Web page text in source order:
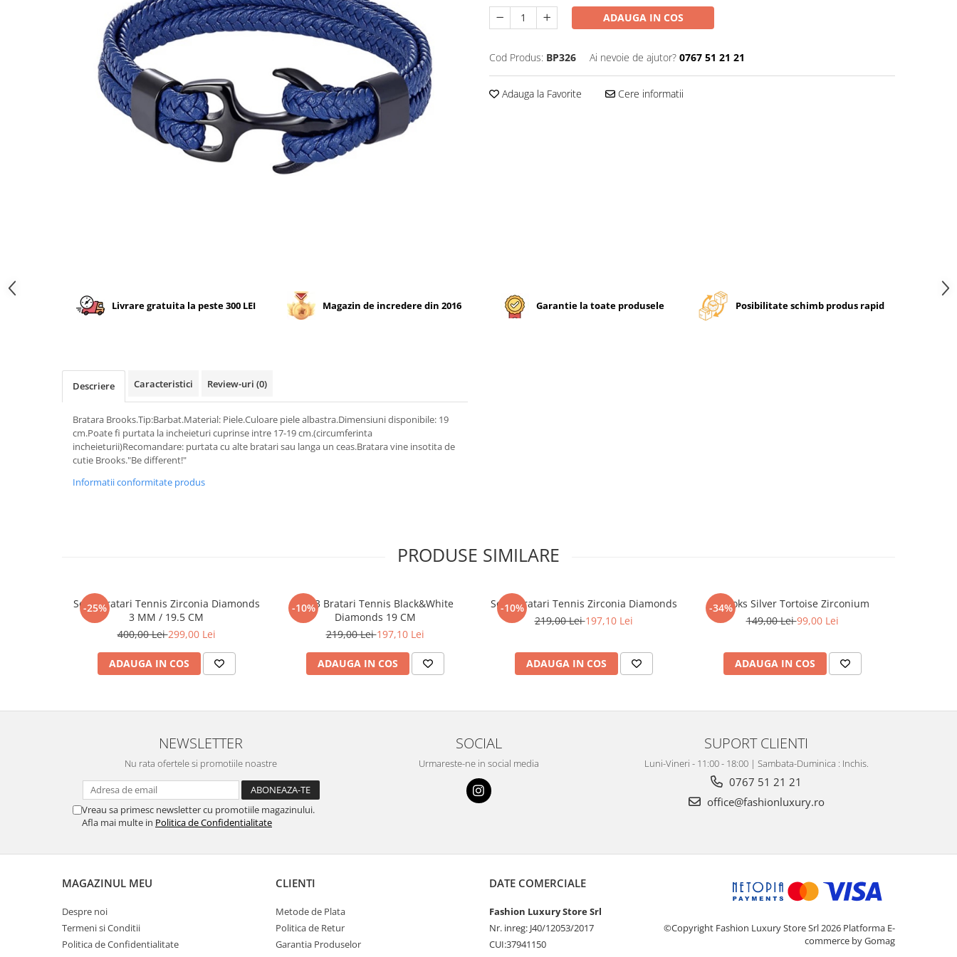
ADAUGA IN COS
Cod Produs: BP326 Ai nevoie de ajutor? 0767 51 21 21
Adauga la Favorite Cere informatii
Livrare gratuita la peste 300 LEI Magazin de incredere din 2016 Garantie la toate produsele Posibilitate schimb produs rapid
Descriere Caracteristici Review-uri (0)
Bratara Brooks.Tip:Barbat.Material: Piele.Culoare piele albastra.Dimensiuni disponibile: 19
cm.Poate fi purtata la incheieturi cuprinse intre 17-19 cm.(circumferinta
incheieturii)Recomandare: purtata cu alte bratari sau langa un ceas.Bratara vine insotita de
cutie Brooks."Be different!"
Informatii conformitate produs
PRODUSE SIMILARE
-25%
Set 5 Bratari Tennis Zirconia Diamonds
3 MM / 19.5 CM
400,00 Lei299,00 Lei
ADAUGA IN COS
-10%
Set 3 Bratari Tennis Black&White
Diamonds 19 CM
219,00 Lei197,10 Lei
ADAUGA IN COS
-10%
Set 3 Bratari Tennis Zirconia Diamonds
219,00 Lei197,10 Lei
ADAUGA IN COS
-34%
Brooks Silver Tortoise Zirconium
149,00 Lei99,00 Lei
ADAUGA IN COS
NEWSLETTER
Nu rata ofertele si promotiile noastre
Vreau sa primesc newsletter cu promotiile magazinului.
Afla mai multe in Politica de Confidentialitate
SOCIAL
Urmareste-ne in social media
SUPORT CLIENTI
Luni-Vineri - 11:00 - 18:00 | Sambata-Duminica : Inchis.
0767 51 21 21
office@fashionluxury.ro
MAGAZINUL MEU
Despre noi
Termeni si Conditii
Politica de Confidentialitate
CLIENTI
Metode de Plata
Politica de Retur
Garantia Produselor
DATE COMERCIALE
Fashion Luxury Store Srl
Nr. inreg: J40/12053/2017
CUI:37941150
©Copyright Fashion Luxury Store Srl 2026 Platforma E-
commerce by Gomag